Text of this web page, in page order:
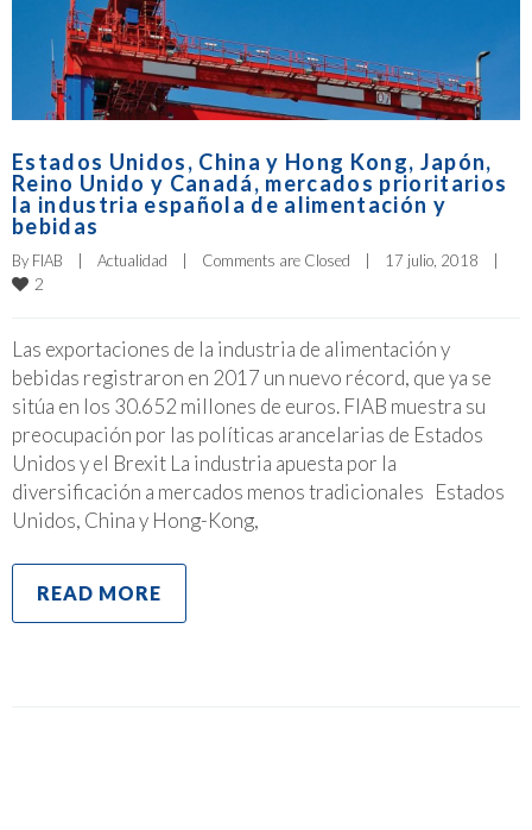
Estados Unidos, China y Hong Kong, Japón,
Reino Unido y Canadá, mercados prioritarios
la industria española de alimentación y
bebidas
By FIAB Actualidad Comments are Closed 17 julio, 2018
2
Las exportaciones de la industria de alimentación y
bebidas registraron en 2017 un nuevo récord, que ya se
sitúa en los 30.652 millones de euros. FIAB muestra su
preocupación por las políticas arancelarias de Estados
Unidos y el Brexit La industria apuesta por la
diversificación a mercados menos tradicionales Estados
Unidos, China y Hong-Kong,
READ MORE